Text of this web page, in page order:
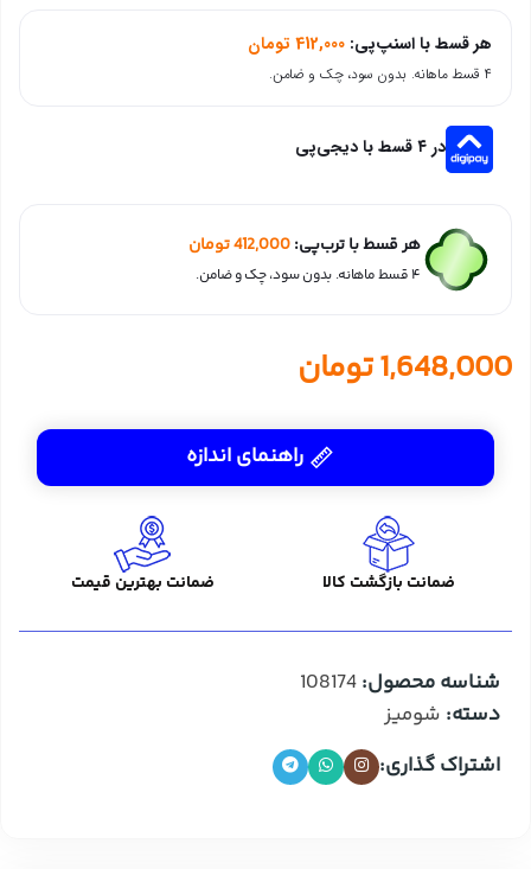
هر قسط با اسنپ‌پی: 412,000 تومان
۴ قسط ماهانه. بدون سود، چک و ضامن.
در ۴ قسط با دیجی‌پی
هر قسط با ترب‌پی:412,000تومان
۴ قسط ماهانه. بدون سود، چک و ضامن.
1,648,000تومان
راهنمای اندازه
ضمانت بازگشت کالا ضمانت بهترین قیمت
شناسه محصول:108174
دسته: شومیز
اشتراک گذاری: